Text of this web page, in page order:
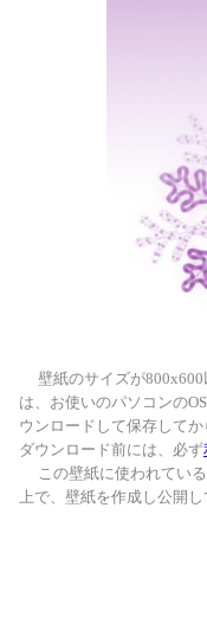
壁紙のサイズが800x600
は、お使いのパソコンの
ウンロードして保存して
ダウンロード前には、必ず
この壁紙に使われている
上で、壁紙を作成し公開し